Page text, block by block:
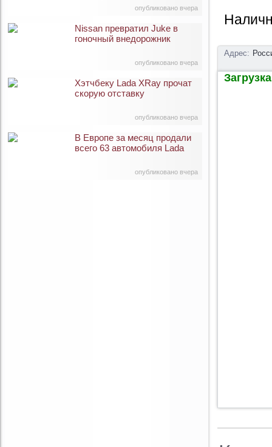
опубликовано вчера
опубликовано вчера
Nissan превратил Juke в
гоночный внедорожник
опубликовано вчера
Хэтчбеку Lada XRay прочат
скорую отставку
опубликовано вчера
В Европе за месяц продали
всего 63 автомобиля Lada
Адрес: